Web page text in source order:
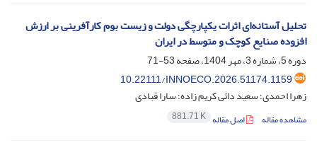
تحلیل آستانه‌ای اثرات یکپارچگی دولت و زیست بوم کارآفرینی بر ارزش
افزوده صنایع کوچک و متوسط در ایران
دوره 5، شماره 3، مهر 1404، صفحه
53-71
10.22111/INNOECO.2026.51174.1159
زهرا احمدی؛ سعید دائی کریم زاده؛ سارا قبادی
مشاهده مقاله اصل مقاله 881.71 K